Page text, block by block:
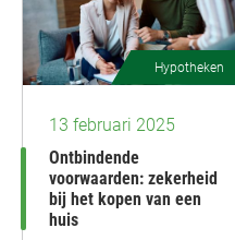
Hypotheken
13 februari 2025
Ontbindende
voorwaarden: zekerheid
bij het kopen van een
huis